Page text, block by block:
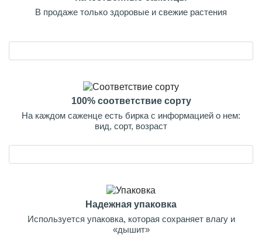
В продаже только здоровые и свежие растения
100% соответствие сорту
На каждом саженце есть бирка с информацией о нем:
вид, сорт, возраст
Надежная упаковка
Используется упаковка, которая сохраняет влагу и
«дышит»